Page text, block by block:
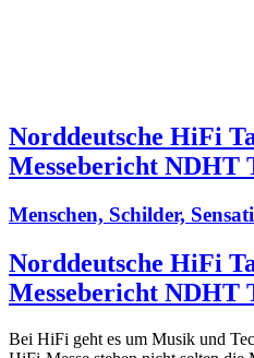
Norddeutsche HiFi
Messebericht NDHT
Menschen, Schilder,
Norddeutsche HiFi
Messebericht NDHT
Bei HiFi geht es um Musik und